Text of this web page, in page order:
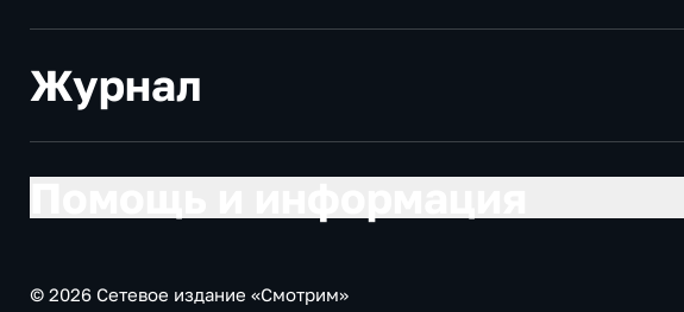
Журнал
© 2026 Сетевое издание «Смотрим»